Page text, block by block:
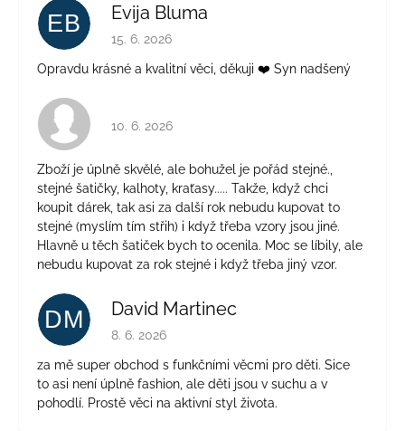
EB Evija Bluma
Hodnocení obchodu je 5 z 5 hvězdiček.
15. 6. 2026
Opravdu krásné a kvalitní věci, děkuji ❤️ Syn nadšený
Hodnocení obchodu je 4 z 5 hvězdiček.
10. 6. 2026
Zboží je úplně skvělé, ale bohužel je pořád stejné.,
stejné šatičky, kalhoty, kraťasy..... Takže, když chci
koupit dárek, tak asi za další rok nebudu kupovat to
stejné (myslím tím střih) i když třeba vzory jsou jiné.
Hlavně u těch šatiček bych to ocenila. Moc se líbily, ale
nebudu kupovat za rok stejné i když třeba jiný vzor.
DM David Martinec
Hodnocení obchodu je 5 z 5 hvězdiček.
8. 6. 2026
za mě super obchod s funkčními věcmi pro děti. Sice
to asi není úplně fashion, ale děti jsou v suchu a v
pohodlí. Prostě věci na aktivní styl života.